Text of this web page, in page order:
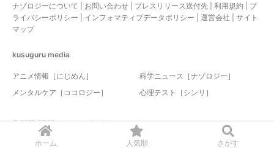
ホーム 人気順 さがす
ナゾロジーについて お問い合わせ プレスリリース送付先 利用規約
プ
ライバシーポリシー
インフォマティブデータポリシー 運営会社
サイト
マップ
kusuguru media
アニメ情報［にじめん］
科学ニュース［ナゾロジー］
メンタルケア［ココロジー］
心理テスト［シンリ］
© 2017-2026 nazology. all rights reserved.